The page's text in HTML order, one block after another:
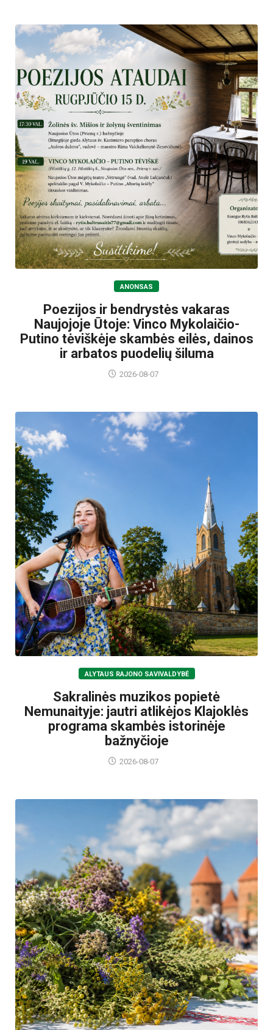
ANONSAS
Poezijos ir bendrystės vakaras
Naujojoje Ūtoje: Vinco Mykolaičio-
Putino tėviškėje skambės eilės, dainos
ir arbatos puodelių šiluma
2026-08-07
ALYTAUS RAJONO SAVIVALDYBĖ
Sakralinės muzikos popietė
Nemunaityje: jautri atlikėjos Klajoklės
programa skambės istorinėje
bažnyčioje
2026-08-07